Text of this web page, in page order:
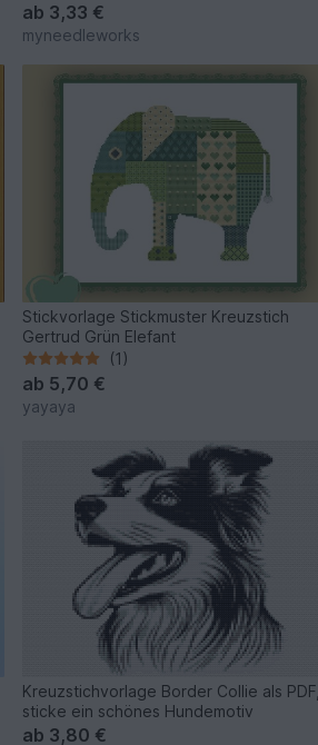
ab 3,33 €
myneedleworks
Stickvorlage Stickmuster Kreuzstich
Gertrud Grün Elefant
(1)
ab 5,70 €
yayaya
Kreuzstichvorlage Border Collie als PDF,
sticke ein schönes Hundemotiv
ab 3,80 €